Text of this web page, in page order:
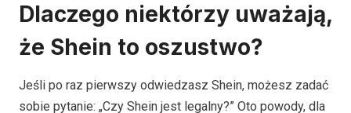
Dlaczego niektórzy uważają,
że Shein to oszustwo?
Jeśli po raz pierwszy odwiedzasz Shein, możesz zadać
sobie pytanie: „Czy Shein jest legalny?” Oto powody, dla